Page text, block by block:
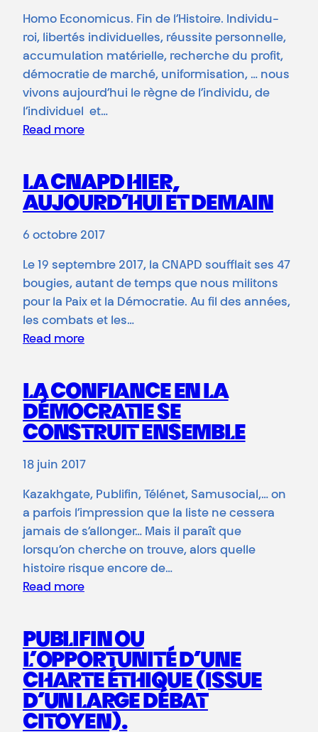
Homo Economicus. Fin de l’Histoire. Individu-
roi, libertés individuelles, réussite personnelle,
accumulation matérielle, recherche du profit,
démocratie de marché, uniformisation, … nous
vivons aujourd’hui le règne de l’individu, de
l’individuel et…
Read more
LA CNAPD HIER,
AUJOURD’HUI ET DEMAIN
6 octobre 2017
Le 19 septembre 2017, la CNAPD soufflait ses 47
bougies, autant de temps que nous militons
pour la Paix et la Démocratie. Au fil des années,
les combats et les…
Read more
LA CONFIANCE EN LA
DÉMOCRATIE SE
CONSTRUIT ENSEMBLE
18 juin 2017
Kazakhgate, Publifin, Télénet, Samusocial,… on
a parfois l’impression que la liste ne cessera
jamais de s’allonger… Mais il paraît que
lorsqu’on cherche on trouve, alors quelle
histoire risque encore de…
Read more
PUBLIFIN OU
L’OPPORTUNITÉ D’UNE
CHARTE ÉTHIQUE (ISSUE
D’UN LARGE DÉBAT
CITOYEN).